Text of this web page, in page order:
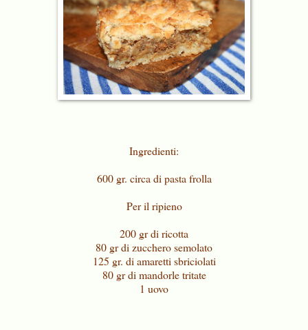
Ingredienti:
600 gr. circa di pasta frolla
Per il ripieno
200 gr di ricotta
80 gr di zucchero semolato
125 gr. di amaretti sbriciolati
80 gr di mandorle tritate
1 uovo